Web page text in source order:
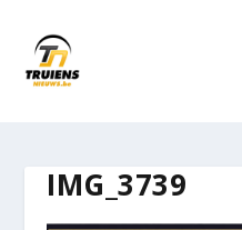
IMG_3739